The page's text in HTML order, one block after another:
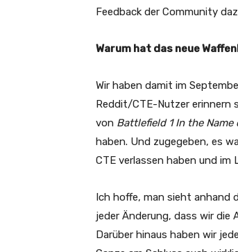
Feedback der Community
Warum hat das neue
Wir haben damit im
Reddit/CTE-Nutzer erinnern
von Battlefield 1 In the Name
haben. Und zugegeben, es
CTE verlassen haben und im
Ich hoffe, man sieht anhand
jeder Änderung, dass wir die
Darüber hinaus haben wir